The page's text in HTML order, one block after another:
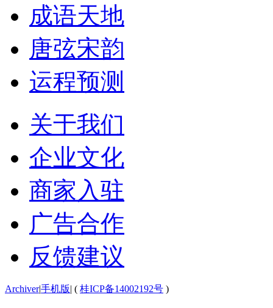
成语天地
唐弦宋韵
运程预测
关于我们
企业文化
商家入驻
广告合作
反馈建议
Archiver|手机版| ( 桂ICP备14002192号 )